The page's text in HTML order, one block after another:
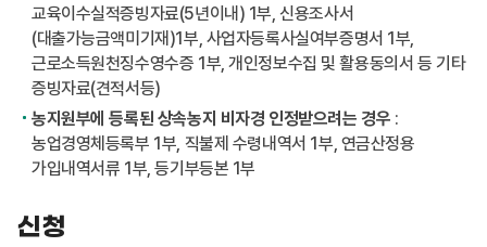
교육이수실적증빙자료(5년이내) 1부, 신용조사서
(대출가능금액미기재)1부, 사업자등록사실여부증명서 1부,
근로소득원천징수영수증 1부, 개인정보수집 및 활용동의서 등 기타
증빙자료(견적서등)
농지원부에 등록된 상속농지 비자경 인정받으려는 경우 :
농업경영체등록부 1부, 직불제 수령내역서 1부, 연금산정용
가입내역서류 1부, 등기부등본 1부
신청